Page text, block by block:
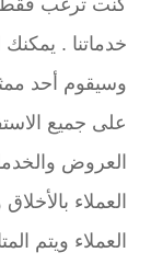
خدماتنا . يمكنك
وسيقوم أحد
على جميع
العروض
العملاء
العملاء ويتم